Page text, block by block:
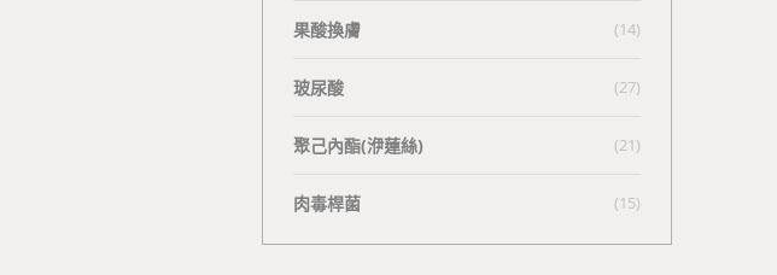
果酸換膚 (14)
玻尿酸 (27)
聚己內酯(洢蓮絲) (21)
肉毒桿菌 (15)